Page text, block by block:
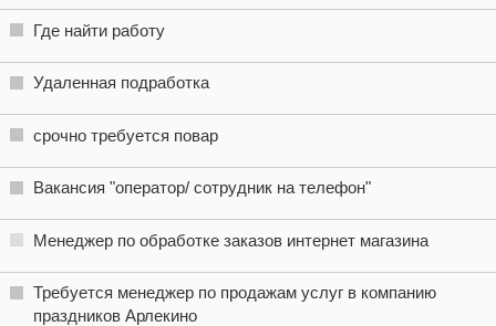
Где найти работу
Удаленная подработка
срочно требуется повар
Вакансия "оператор/ сотрудник на телефон"
Менеджер по обработке заказов интернет магазина
Требуется менеджер по продажам услуг в компанию
праздников Арлекино